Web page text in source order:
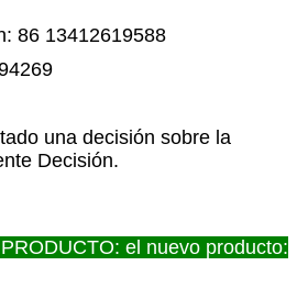
86 13412619588
una decisión sobre la
Decisión.
el nuevo producto: